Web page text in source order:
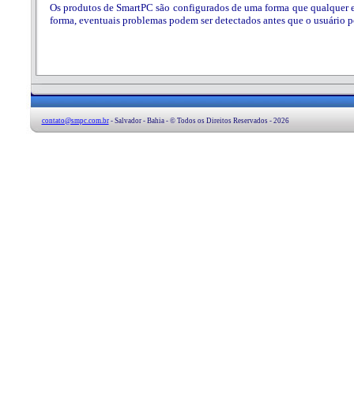
Os produtos de SmartPC são configurados de uma forma que
forma, eventuais problemas podem ser detectados antes que o usuário
contato@smpc.com.br- Salvador - Bahia - © Todos os Direitos Reservados - 2026